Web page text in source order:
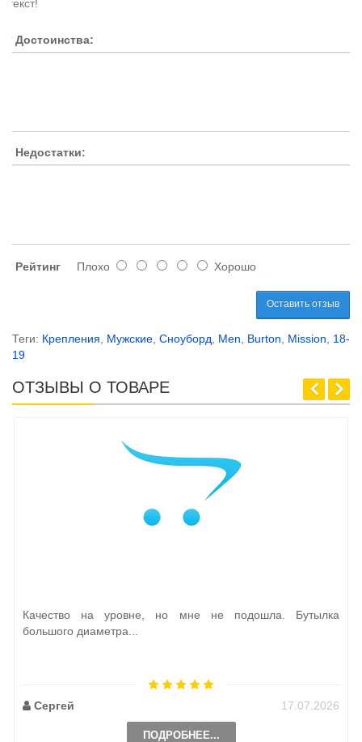
текст!
Достоинства:
Недостатки:
Рейтинг Плохо Хорошо
Оставить отзыв
Теги: Крепления Мужские Сноуборд Men Burton Mission
18-
19
ОТЗЫВЫ О ТОВАРЕ
Качество на уровне, но мне не подошла. Бутылка
большого диаметра...
Сергей 17.07.2026
ПОДРОБНЕЕ...